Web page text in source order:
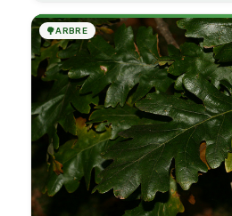
🌳ARBRE